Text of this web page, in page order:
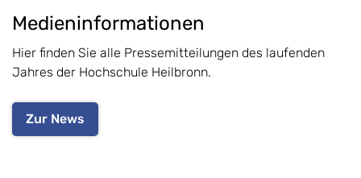
Medieninformationen
Hier finden Sie alle Pressemitteilungen des laufenden
Jahres der Hochschule Heilbronn.
Zur News